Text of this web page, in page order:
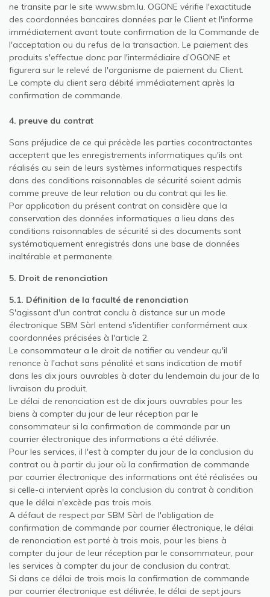
ne transite par le site www.sbm.lu. OGONE vérifie l'exactitude
des coordonnées bancaires données par le Client et l'informe
immédiatement avant toute confirmation de la Commande de
l'acceptation ou du refus de la transaction. Le paiement des
produits s'effectue donc par l'intermédiaire d’OGONE et
figurera sur le relevé de l'organisme de paiement du Client.
Le compte du client sera débité immédiatement après la
confirmation de commande.
4. preuve du contrat
Sans préjudice de ce qui précède les parties cocontractantes
acceptent que les enregistrements informatiques qu'ils ont
réalisés au sein de leurs systèmes informatiques respectifs
dans des conditions raisonnables de sécurité soient admis
comme preuve de leur relation ou du contrat qui les lie.
Par application du présent contrat on considère que la
conservation des données informatiques a lieu dans des
conditions raisonnables de sécurité si des documents sont
systématiquement enregistrés dans une base de données
inaltérable et permanente.
5. Droit de renonciation
5.1. Définition de la faculté de renonciation
S'agissant d'un contrat conclu à distance sur un mode
électronique SBM Sàrl entend s'identifier conformément aux
coordonnées précisées à l'article 2.
Le consommateur a le droit de notifier au vendeur qu'il
renonce à l'achat sans pénalité et sans indication de motif
dans les dix jours ouvrables à dater du lendemain du jour de la
livraison du produit.
Le délai de renonciation est de dix jours ouvrables pour les
biens à compter du jour de leur réception par le
consommateur si la confirmation de commande par un
courrier électronique des informations a été délivrée.
Pour les services, il l'est à compter du jour de la conclusion du
contrat ou à partir du jour où la confirmation de commande
par courrier électronique des informations ont été réalisées ou
si celle-ci intervient après la conclusion du contrat à condition
que le délai n'excède pas trois mois.
A défaut de respect par SBM Sàrl de l'obligation de
confirmation de commande par courrier électronique, le délai
de renonciation est porté à trois mois, pour les biens à
compter du jour de leur réception par le consommateur, pour
les services à compter du jour de conclusion du contrat.
Si dans ce délai de trois mois la confirmation de commande
par courrier électronique est délivrée, le délai de sept jours